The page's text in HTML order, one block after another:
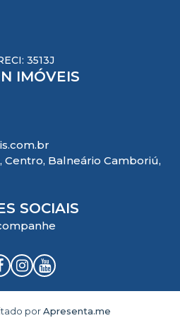
3513J
IMÓVEIS
, Centro, Balneário Camboriú,
SOCIAIS
porApresenta.me